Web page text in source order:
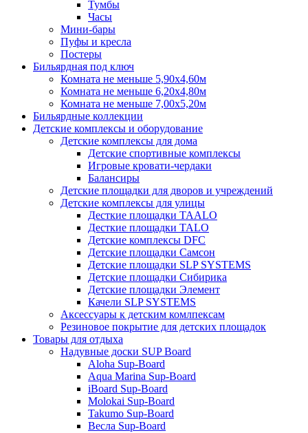
Тумбы
Часы
Мини-бары
Пуфы и кресла
Постеры
Бильярдная под ключ
Комната не меньше 5,90х4,60м
Комната не меньше 6,20х4,80м
Комната не меньше 7,00х5,20м
Бильярдные коллекции
Детские комплексы и оборудование
Детские комплексы для дома
Детские спортивные комплексы
Игровые кровати-чердаки
Балансиры
Детские площадки для дворов и учреждений
Детские комплексы для улицы
Десткие площадки TAALO
Десткие площадки TALO
Детские комплексы DFC
Детские площадки Самсон
Детские площадки SLP SYSTEMS
Детские площадки Сибирика
Детские площадки Элемент
Качели SLP SYSTEMS
Аксессуары к детским комлпексам
Резиновое покрытие для детских площадок
Товары для отдыха
Надувные доски SUP Board
Aloha Sup-Board
Aqua Marina Sup-Board
iBoard Sup-Board
Molokai Sup-Board
Takumo Sup-Board
Весла Sup-Board